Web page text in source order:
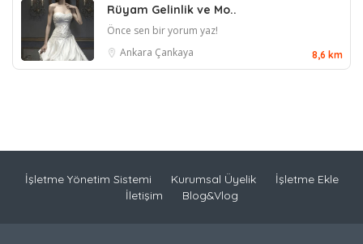
Rüyam Gelinlik ve Mo..
Önce sen bir yorum yaz!
Ankara Çankaya 8,6 km
İşletme Yönetim Sistemi Kurumsal Üyelik
İşletme Ekle
İletişim
Blog&Vlog